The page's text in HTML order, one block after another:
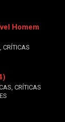
Homem
, CRÍTICAS
, CRÍTICAS